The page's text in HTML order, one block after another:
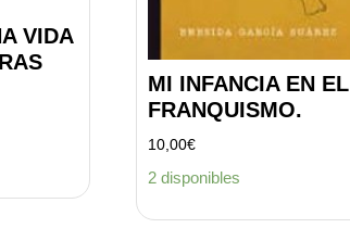
VIDA
MI INFANCIA EN EL
FRANQUISMO.
10,00€
2 disponibles